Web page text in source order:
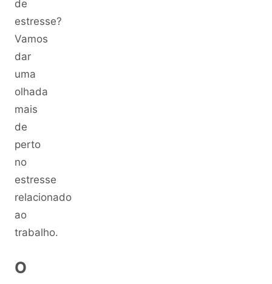
de
estresse?
Vamos
dar
uma
olhada
mais
de
perto
no
estresse
relacionado
ao
trabalho.
O